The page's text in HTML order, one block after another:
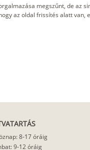
megszűnt, de az
az oldal frissítés alatt van,
8-17 óráig
9-12 óráig